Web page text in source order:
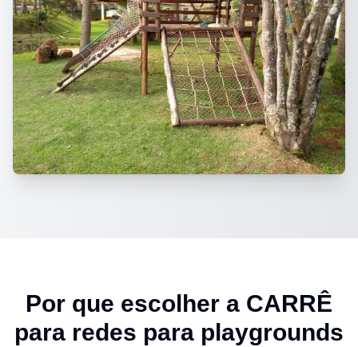
Por que escolher a CARRÊ
para redes para playgrounds